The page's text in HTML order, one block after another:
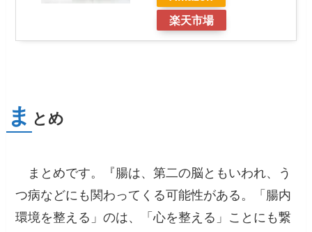
楽天市場
ま とめ
まとめです。『腸は、第二の脳ともいわれ、う
つ病などにも関わってくる可能性がある。「腸内
環境を整える」のは、「心を整える」ことにも繋